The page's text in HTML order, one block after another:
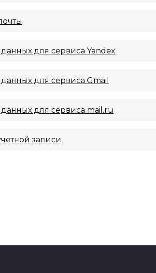
для сервиса Yandex
для сервиса Gmail
для сервиса mail.ru
записи